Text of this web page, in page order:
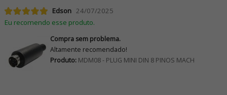
Edson 24/07/2025
Eu recomendo esse produto.
Compra sem problema.
Altamente recomendado!
Produto:MDM08 - PLUG MINI DIN 8 PINOS MACH